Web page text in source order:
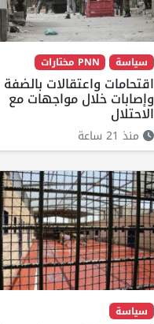
سياسة PNN مختارات
اقتحامات واعتقالات بالضفة
وإصابات خلال مواجهات مع
الاحتلال
منذ 21 ساعة
سياسة